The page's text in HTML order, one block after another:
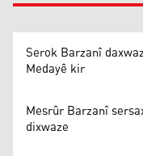
Serok Barzanî
Medayê kir
Mesrûr Barzanî
dixwaze